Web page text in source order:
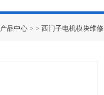
产品中心 > > 西门子电机模块维修